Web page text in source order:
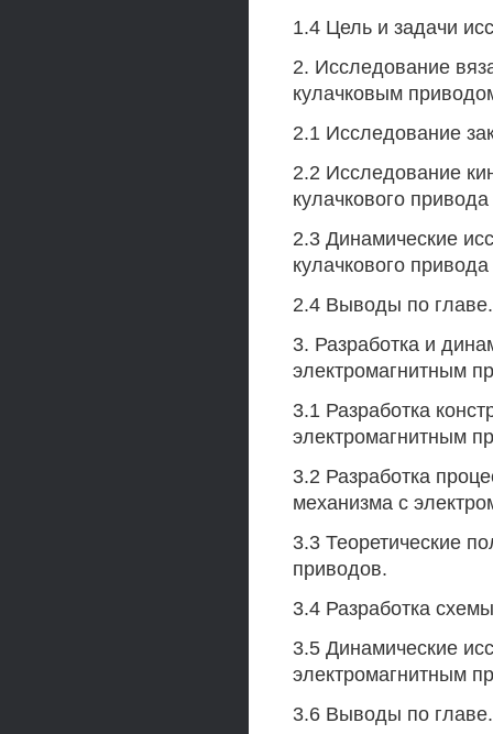
1.4 Цель и задачи
2. Исследование
кулачковым
2.1 Исследование
2.2 Исследование
кулачкового
2.3 Динамические
кулачкового
2.4 Выводы по главе.
3. Разработка и
электромагнитным
3.1 Разработка
электромагнитным
3.2 Разработка
механизма с
3.3 Теоретические
приводов.
3.4 Разработка
3.5 Динамические
электромагнитным
3.6 Выводы по главе.